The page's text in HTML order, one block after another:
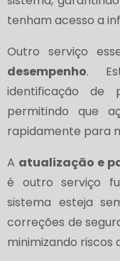
tenham acesso a
Outro serviço
desempenho.
identificação de
permitindo que
rapidamente para
A atualização e
é outro serviço
sistema esteja
correções de
minimizando riscos